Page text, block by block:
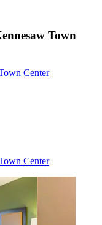
Town
Center
Center